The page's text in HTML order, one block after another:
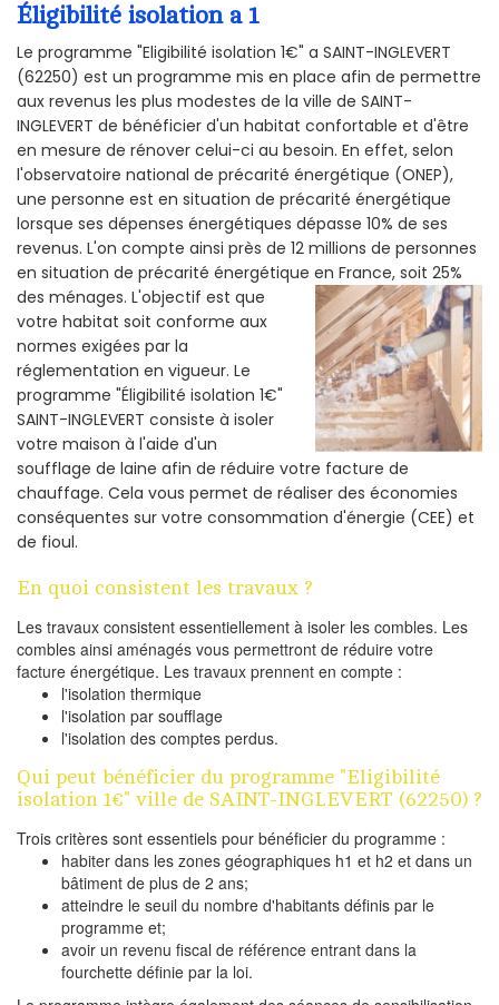
Éligibilité isolation a 1
Le programme "Eligibilité isolation 1€" a SAINT-INGLEVERT
(62250) est un programme mis en place afin de permettre
aux revenus les plus modestes de la ville de SAINT-
INGLEVERT de bénéficier d'un habitat confortable et d'être
en mesure de rénover celui-ci au besoin. En effet, selon
l'observatoire national de précarité énergétique (ONEP),
une personne est en situation de précarité énergétique
lorsque ses dépenses énergétiques dépasse 10% de ses
revenus. L'on compte ainsi près de 12 millions de personnes
en situation de précarité énergétique en France, soit 25%
des ménages. L'objectif est que
votre habitat soit conforme aux
normes exigées par la
réglementation en vigueur. Le
programme "Éligibilité isolation 1€"
SAINT-INGLEVERT consiste à isoler
votre maison à l'aide d'un
soufflage de laine afin de réduire votre facture de
chauffage. Cela vous permet de réaliser des économies
conséquentes sur votre consommation d'énergie (CEE) et
de fioul.
En quoi consistent les travaux ?
Les travaux consistent essentiellement à isoler les combles. Les
combles ainsi aménagés vous permettront de réduire votre
facture énergétique. Les travaux prennent en compte :
l'isolation thermique
l'isolation par soufflage
l'isolation des comptes perdus.
Qui peut bénéficier du programme "Eligibilité
isolation 1€" ville de SAINT-INGLEVERT (62250) ?
Trois critères sont essentiels pour bénéficier du programme :
habiter dans les zones géographiques h1 et h2 et dans un
bâtiment de plus de 2 ans;
atteindre le seuil du nombre d'habitants définis par le
programme et;
avoir un revenu fiscal de référence entrant dans la
fourchette définie par la loi.